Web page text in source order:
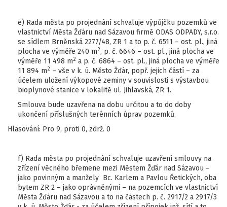
e) Rada města po projednání schvaluje výpůjčku pozemků ve
vlastnictví Města Žďáru nad Sázavou firmě ODAS ODPADY, s.r.o.
se sídlem Brněnská 2277/48, ZR 1 a to p. č. 6511 – ost. pl., jiná
plocha ve výměře 240 m2, p. č. 6646 – ost. pl., jiná plocha ve
výměře 11 498 m2 a p. č. 6864 – ost. pl., jiná plocha ve výměře
11 894 m2 – vše v k. ú. Město Žďár, popř. jejich částí – za
účelem uložení výkopové zeminy v souvislosti s výstavbou
bioplynové stanice v lokalitě ul. Jihlavská, ZR 1.
Smlouva bude uzavřena na dobu určitou a to do doby
ukončení příslušných terénních úprav pozemků.
Hlasování: Pro 9, proti 0, zdrž. 0
f) Rada města po projednání schvaluje uzavření smlouvy na
zřízení věcného břemene mezi Městem Žďár nad Sázavou –
jako povinným a manžely Bc. Karlem a Pavlou Řetických, oba
bytem ZR 2 – jako oprávněnými – na pozemcích ve vlastnictví
Města Žďáru nad Sázavou a to na částech p. č. 2917/2 a 2917/3